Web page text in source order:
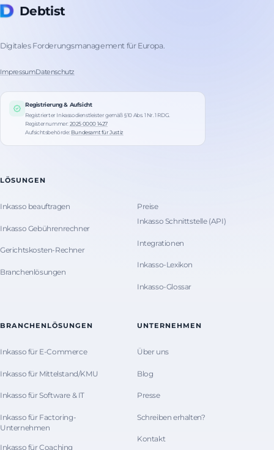
Debtist
Digitales Forderungsmanagement für Europa.
ImpressumDatenschutz
Registrierung & Aufsicht
Registrierter Inkassodienstleister gemäß § 10 Abs. 1 Nr. 1 RDG.
Registernummer:2025 0000 1427
Aufsichtsbehörde:Bundesamt für Justiz
LÖSUNGEN
Inkasso beauftragen
Inkasso Gebührenrechner
Gerichtskosten-Rechner
Branchenlösungen
Preise
Inkasso Schnittstelle (API)
Integrationen
Inkasso-Lexikon
Inkasso-Glossar
BRANCHENLÖSUNGEN
Inkasso für E-Commerce
Inkasso für Mittelstand/KMU
Inkasso für Software & IT
Inkasso für Factoring-
Unternehmen
Inkasso für Coaching
UNTERNEHMEN
Über uns
Blog
Presse
Schreiben erhalten?
Kontakt